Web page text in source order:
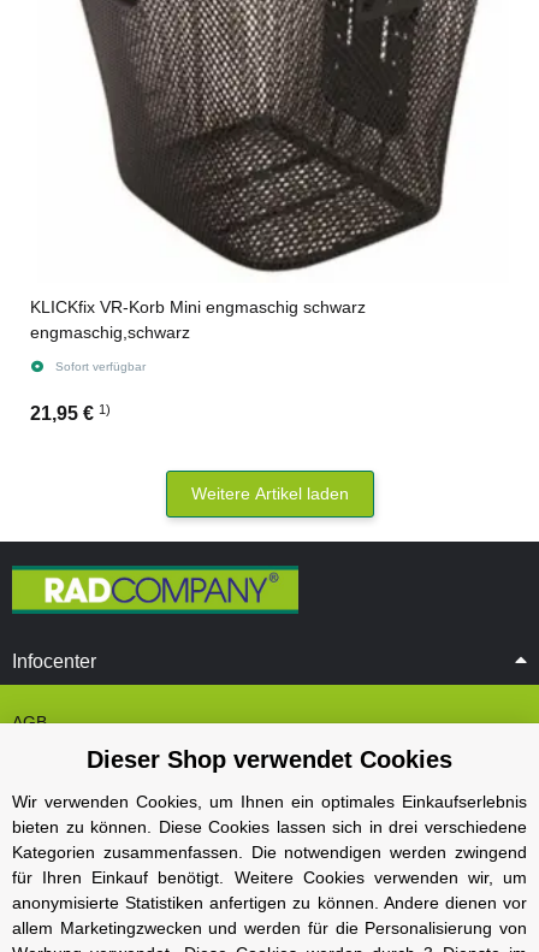
KLICKfix VR-Korb Mini engmaschig schwarz
engmaschig,schwarz
Sofort verfügbar
21,95 € 1)
Weitere Artikel laden
Infocenter
AGB
Cookie Einstelungen
Datenschutz
Impressum
Kontakt und Öffnungszeiten
Versand und Zahlungsarten
Widerrufsbelehrung
Dieser Shop verwendet Cookies
Wir verwenden Cookies, um Ihnen ein optimales Einkaufserlebnis
bieten zu können. Diese Cookies lassen sich in drei verschiedene
Kategorien zusammenfassen. Die notwendigen werden zwingend
für Ihren Einkauf benötigt. Weitere Cookies verwenden wir, um
anonymisierte Statistiken anfertigen zu können. Andere dienen vor
allem Marketingzwecken und werden für die Personalisierung von